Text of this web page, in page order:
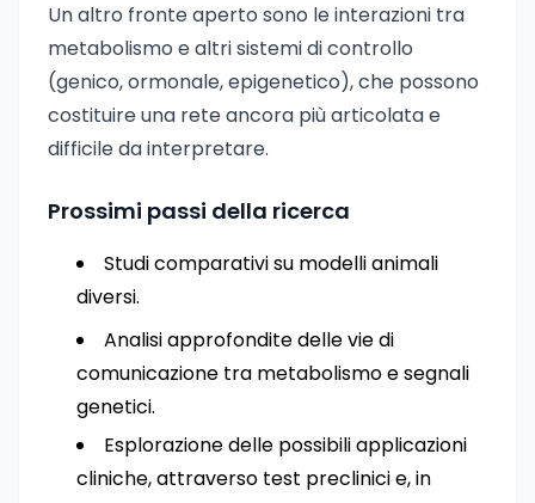
Un altro fronte aperto sono le interazioni tra
metabolismo e altri sistemi di controllo
(genico, ormonale, epigenetico), che possono
costituire una rete ancora più articolata e
difficile da interpretare.
Prossimi passi della ricerca
Studi comparativi su modelli animali
diversi.
Analisi approfondite delle vie di
comunicazione tra metabolismo e segnali
genetici.
Esplorazione delle possibili applicazioni
cliniche, attraverso test preclinici e, in